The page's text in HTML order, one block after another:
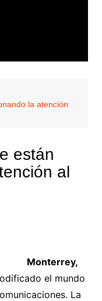
la atención
están
al
Monterrey,
el mundo
La